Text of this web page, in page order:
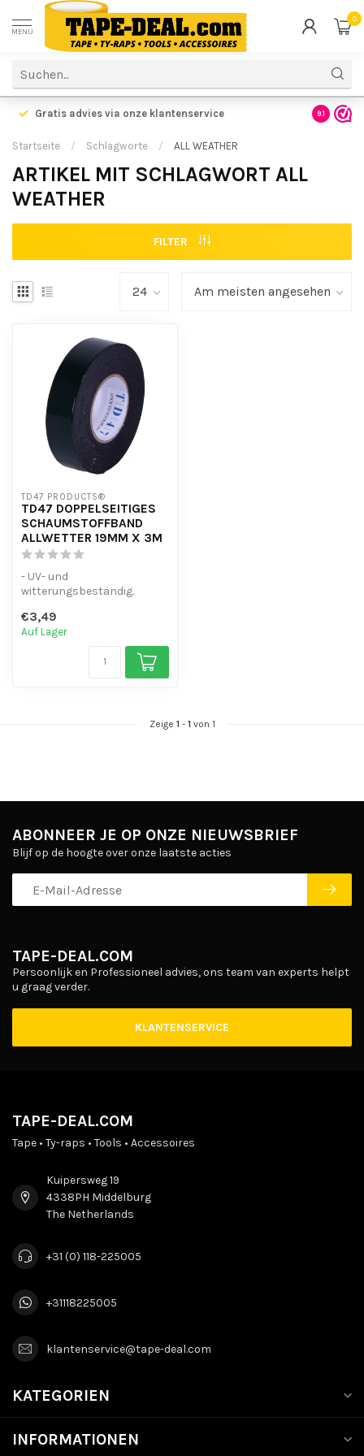
MENU
0
Gratis advies via onze klantenservice 9.1
Startseite / Schlagworte / ALL WEATHER
ARTIKEL MIT SCHLAGWORT ALL
WEATHER
FILTER
TD47 PRODUCTS®
TD47 DOPPELSEITIGES
SCHAUMSTOFFBAND
ALLWETTER 19MM X 3M
- UV- und
witterungsbeständig.
- Universelles hitzebes...
€3,49
Auf Lager
Zeige 1- 1von 1
TAPE-DEAL.COM
Persoonlijk en Professioneel advies, ons team van experts helpt
u graag verder.
KLANTENSERVICE
ABONNEER JE OP ONZE NIEUWSBRIEF
Blijf op de hoogte over onze laatste acties
TAPE-DEAL.COM
Tape • Ty-raps • Tools • Accessoires
Kuipersweg 19
4338PH Middelburg
The Netherlands
+31 (0) 118-225005
+31118225005
klantenservice@tape-deal.com
KATEGORIEN
INFORMATIONEN